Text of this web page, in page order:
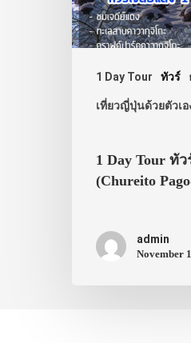
1 Day Tour ทัวร์
เที่ยวญี่ปุ่นด้วยตัวเอ
1 Day Tour ทั
(Chureito
admin
November